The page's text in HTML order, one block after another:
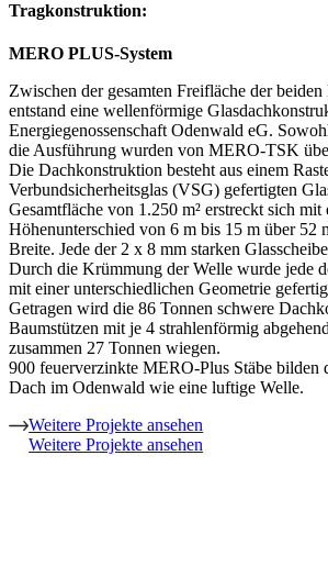
Tragkonstruktion:
MERO PLUS-System
Zwischen der gesamten Freifläche der beiden
entstand eine wellenförmige
Energiegenossenschaft Odenwald eG.
die Ausführung wurden von MERO-TSK
Die Dachkonstruktion besteht aus einem
Verbundsicherheitsglas (VSG) gefertigten
Gesamtfläche von 1.250 m² erstreckt sich mit
Höhenunterschied von 6 m bis 15 m über 52
Breite. Jede der 2 x 8 mm starken
Durch die Krümmung der Welle wurde jede
mit einer unterschiedlichen Geometrie
Getragen wird die 86 Tonnen schwere
Baumstützen mit je 4 strahlenförmig
zusammen 27 Tonnen wiegen.
900 feuerverzinkte MERO-Plus Stäbe bilden
Dach im Odenwald wie eine luftige Welle.
Weitere Projekte ansehen
Weitere Projekte ansehen